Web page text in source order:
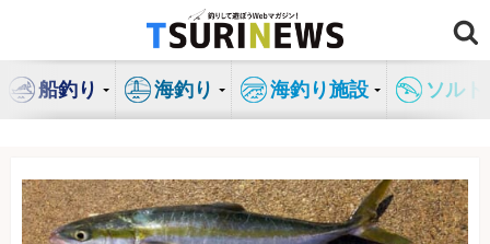
ン
船釣り 海釣り 海釣り施設 ソル